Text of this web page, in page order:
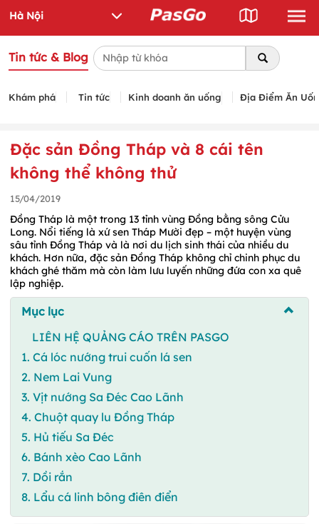
Tin tức & Blog
Khám phá Tin tức Kinh doanh ăn uống Địa Điểm Ăn
Đặc sản Đồng Tháp và 8 cái tên
không thể không thử
15/04/2019
Đồng Tháp là một trong 13 tỉnh vùng Đồng bằng sông Cửu
Long. Nổi tiếng là xứ sen Tháp Mười đẹp – một huyện vùng
sâu tỉnh Đồng Tháp và là nơi du lịch sinh thái của nhiều du
khách. Hơn nữa, đặc sản Đồng Tháp không chỉ chinh phục du
khách ghé thăm mà còn làm lưu luyến những đứa con xa quê
lập nghiệp.
Mục lục
LIÊN HỆ QUẢNG CÁO TRÊN PASGO
1. Cá lóc nướng trui cuốn lá sen
2. Nem Lai Vung
3. Vịt nướng Sa Đéc Cao Lãnh
4. Chuột quay lu Đồng Tháp
5. Hủ tiếu Sa Đéc
6. Bánh xèo Cao Lãnh
7. Dồi rắn
8. Lẩu cá linh bông điên điển